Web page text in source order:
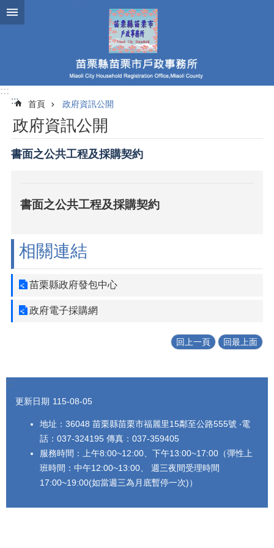
跳到主要內容區塊
:::
:::
首頁 政府資訊公開
政府資訊公開
書面之公共工程及採購契約
書面之公共工程及採購契約
相關連結
苗栗縣政府發包中心
政府電子採購網
回上一頁 回最上面
:::
更新日期 115-08-05
地址：36048 苗栗縣苗栗市福麗里15鄰至公路555號 ‧電
話：037-324195 傳真：037-359405
服務時間：上午8:00~12:00、下午13:00~17:00（彈性上
班時間：中午12:00~13:00、 週三夜間受理時間
17:00~19:00(如當週三為月底暫停一次)）